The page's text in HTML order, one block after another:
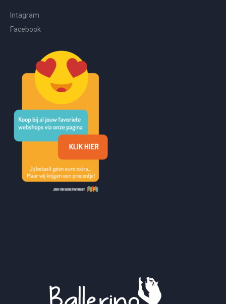
Intagram
Facebook